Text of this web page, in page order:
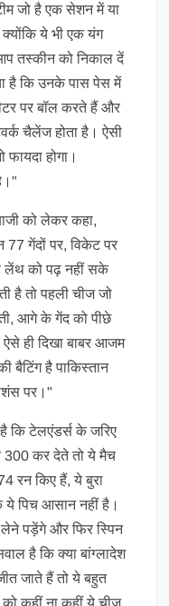
जो है एक सेशन में या
ये भी एक यंग
तस्कीन को निकाल दें
है कि उनके पास पेस में
पर बॉल करते हैं और
चैलेंज होता है। ऐसी
होगा।
को लेकर कहा,
गेंदों पर, विकेट पर
लेंथ को पढ़ नहीं सके
है तो पहली चीज जो
आगे के गेंद को पीछे
ही दिखा बाबर आजम
बैटिंग है पाकिस्तान
पर।"
कि टेलएंडर्स के जरिए
कर देते तो ये मैच
रन किए हैं, ये बुरा
ये पिच आसान नहीं है।
पड़ेंगे और फिर स्पिन
है कि क्या बांग्लादेश
जाते हैं तो ये बहुत
को कहीं ना कहीं ये चीज